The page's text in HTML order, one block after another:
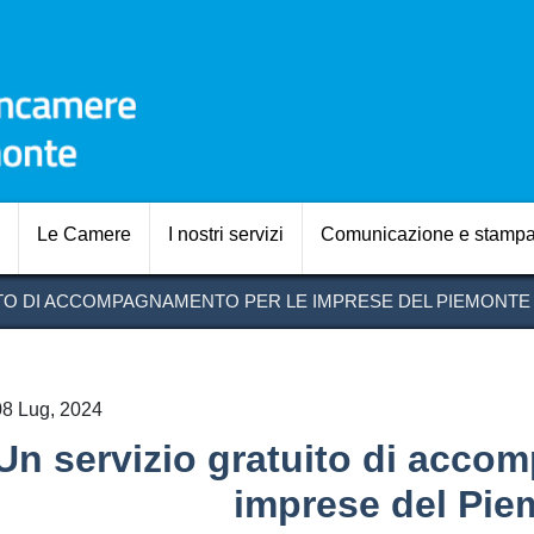
Navigazione
Le Camere I nostri servizi Comunicazione e stampa
DI ACCOMPAGNAMENTO PER LE IMPRESE DEL PIEMONTE
Lug, 2024
servizio gratuito di
imprese del